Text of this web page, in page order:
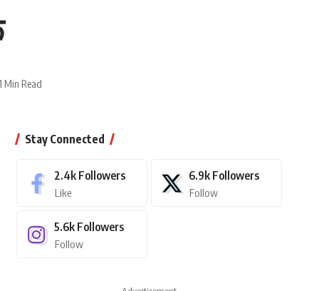
1 Min Read
Stay Connected
2.4k Followers
Like
6.9k Followers
Follow
5.6k Followers
Follow